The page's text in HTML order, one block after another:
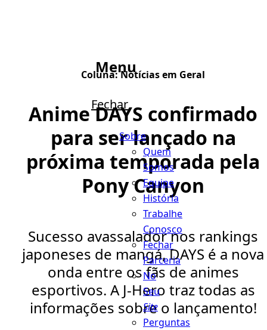
Menu
Fechar
Sobre
Quem
Somos
Equipe
História
Trabalhe
Conosco
Fechar
Parceria
No
Seu
Site
Perguntas
Coluna:Notícias em Geral
Anime DAYS confirmado
para ser lançado na
próxima temporada pela
Pony Canyon
Sucesso avassalador nos rankings
japoneses de mangá, DAYS é a nova
onda entre os fãs de animes
esportivos. A J-Hero traz todas as
informações sobre o lançamento!